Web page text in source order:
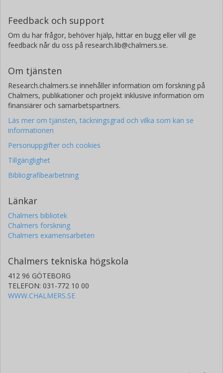
Feedback och support
Om du har frågor, behöver hjälp, hittar en bugg eller vill ge
feedback når du oss på research.lib@chalmers.se.
Om tjänsten
Research.chalmers.se innehåller information om forskning på
Chalmers, publikationer och projekt inklusive information om
finansiärer och samarbetspartners.
Läs mer om tjänsten, täckningsgrad och vilka som kan se
informationen
Personuppgifter och cookies
Tillgänglighet
Bibliografibearbetning
Länkar
Chalmers bibliotek
Chalmers forskning
Chalmers examensarbeten
Chalmers tekniska högskola
412 96 GÖTEBORG
TELEFON: 031-772 10 00
WWW.CHALMERS.SE